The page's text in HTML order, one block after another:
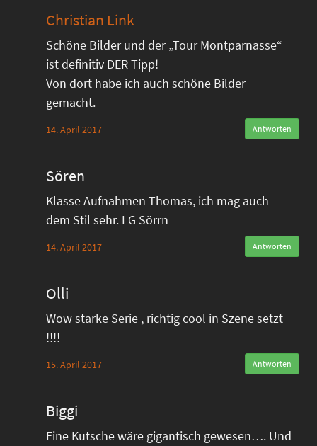
Christian Link
Schöne Bilder und der „Tour Montparnasse“
ist definitiv DER Tipp!
Von dort habe ich auch schöne Bilder
gemacht.
14. April 2017 Antworten
Sören
Klasse Aufnahmen Thomas, ich mag auch
dem Stil sehr. LG Sörrn
14. April 2017 Antworten
Olli
Wow starke Serie , richtig cool in Szene setzt
!!!!
15. April 2017 Antworten
Biggi
Eine Kutsche wäre gigantisch gewesen…. Und